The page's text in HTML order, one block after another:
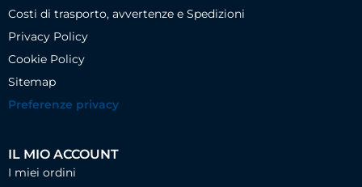
Costi di trasporto, avvertenze e Spedizioni
Privacy Policy
Cookie Policy
Sitemap
Preferenze privacy
IL MIO ACCOUNT
I miei ordini